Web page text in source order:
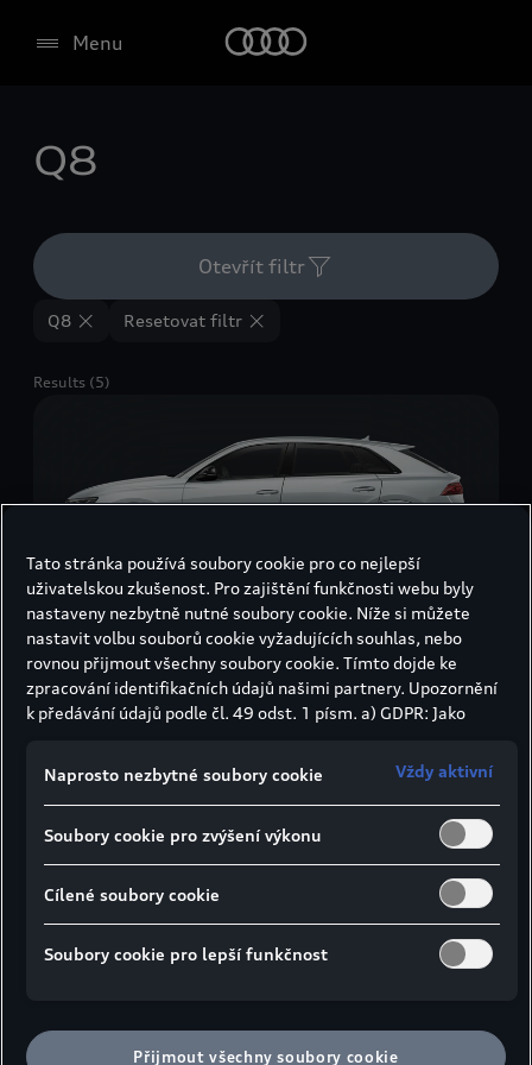
Menu
Q8
Otevřít filtr
Q8 Resetovat filtr
Results (5)
Q8 SUV
od 2 162 900 Kč
Kombinovaná spotřeba paliva:
Kombinované emise CO₂:
87-269 g/km
Objevte nyní
Tato stránka používá soubory cookie pro co nejlepší
uživatelskou zkušenost. Pro zajištění funkčnosti webu byly
nastaveny nezbytně nutné soubory cookie. Níže si můžete
nastavit volbu souborů cookie vyžadujících souhlas, nebo
rovnou přijmout všechny soubory cookie. Tímto dojde ke
zpracování identifikačních údajů našimi partnery. Upozornění
k předávání údajů podle čl. 49 odst. 1 písm. a) GDPR: Jako
používán Google Analytics. Nelze vyloučit, že společnost
Google Ireland jako náš smluvní partner předává osobní údaje
do USA (zejména společnosti Google LLC). Ve Spojených
státech neexistuje úroveň ochrany osobních údajů věcně
rovnocenná Evropské unii a chybí rozhodnutí Evropské komise
o odpovídající ochraně. Z toho pro vás mohou vyplývat rizika,
protože v USA nemůžete účinně uplatnit svá práva subjektu
údajů, v USA neexistují zásady ochrany osobních údajů a nelze
vyloučit, že na základě platných zákonů mohou bezpečnostní
nezbytný rozsah. Pokud povolíte ukládání souborů cookie pro
Naprosto nezbytné soubory cookie Vždy aktivní
Soubory cookie pro zvýšení výkonu
Cílené soubory cookie
Soubory cookie pro lepší funkčnost
Přijmout všechny soubory cookie